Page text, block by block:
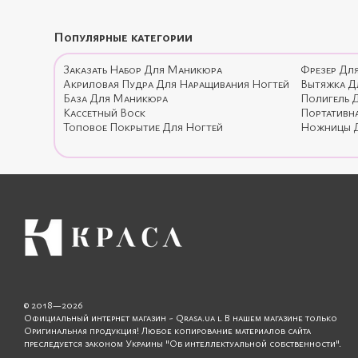
Популярные категории
Заказать Набор Для Маникюра
Фрезер
Акриловая Пудра Для Наращивания Ногтей
Вытяжка
База Для Маникюра
Полигель
Кассетный Воск
Топовое Покрытие Для Ногтей
Ножницы
© 2018—2026
Официальный интернет магазин - Qrasa.ua l В нашем магазине только
Оригинальная продукция! Любое копирование материалов сайта
преследуется законом Украины "Об интеллектуальной собственности".